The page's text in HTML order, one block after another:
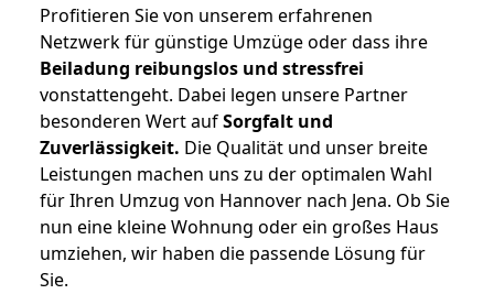
Profitieren Sie von unserem erfahrenen
Netzwerk für günstige Umzüge oder dass ihre
Beiladung reibungslos und stressfrei
vonstattengeht. Dabei legen unsere Partner
besonderen Wert aufSorgfalt und
Zuverlässigkeit. Die Qualität und unser breite
Leistungen machen uns zu der optimalen Wahl
für Ihren Umzug von Hannover nach Jena. Ob Sie
nun eine kleine Wohnung oder ein großes Haus
umziehen, wir haben die passende Lösung für
Sie.